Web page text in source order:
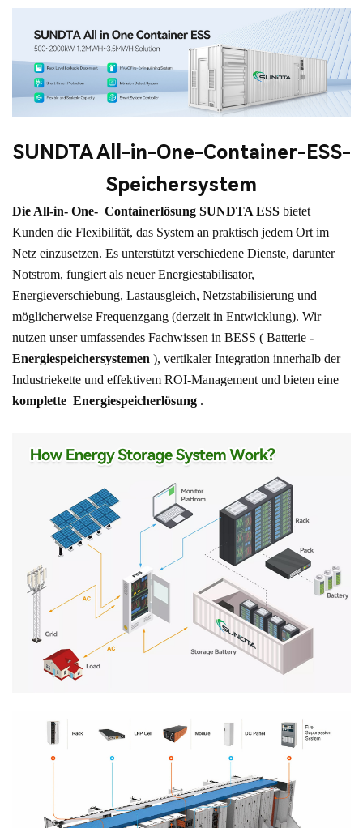
SUNDTA All-in-One-Container-ESS-
Speichersystem
Die All-in- One- Containerlösung SUNDTA ESS bietet
Kunden die Flexibilität, das System an praktisch jedem Ort im
Netz einzusetzen. Es unterstützt verschiedene Dienste, darunter
Notstrom, fungiert als neuer Energiestabilisator,
Energieverschiebung, Lastausgleich, Netzstabilisierung und
möglicherweise Frequenzgang (derzeit in Entwicklung). Wir
nutzen unser umfassendes Fachwissen in BESS ( Batterie -
Energiespeichersystemen ), vertikaler Integration innerhalb der
Industriekette und effektivem ROI-Management und bieten eine
komplette Energiespeicherlösung .